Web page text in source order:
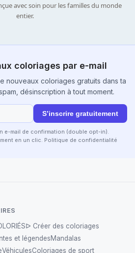
avec soin pour les familles du monde
entier.
coloriages par e-mail
nouveaux coloriages gratuits dans ta
désinscription à tout moment.
S’inscrire gratuitement
e-mail de confirmation (double opt-in).
en un clic. Politique de confidentialité
ᐅ Créer des coloriages
et légendesMandalas
VéhiculesColoriages de sport